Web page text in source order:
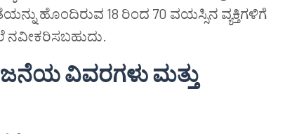
ಹೊಂದಿರುವ 18 ರಿಂದ 70 ವಯಸ್ಸಿನ ವ್ಯಕ್ತಿಗಳಿಗೆ
ನವೀಕರಿಸಬಹುದು.
ವಿವರಗಳು ಮತ್ತು